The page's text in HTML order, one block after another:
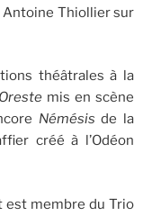
Antoine Thiollier sur
théâtrales à la
Oreste mis en scène
Némésisde la
créé à l’Odéon
est membre du Trio